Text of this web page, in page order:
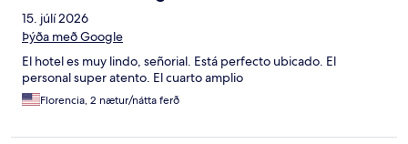
15. júlí 2026
Þýða með Google
El hotel es muy lindo, señorial. Está perfecto ubicado. El
personal super atento. El cuarto amplio
Florencia, 2 nætur/nátta ferð